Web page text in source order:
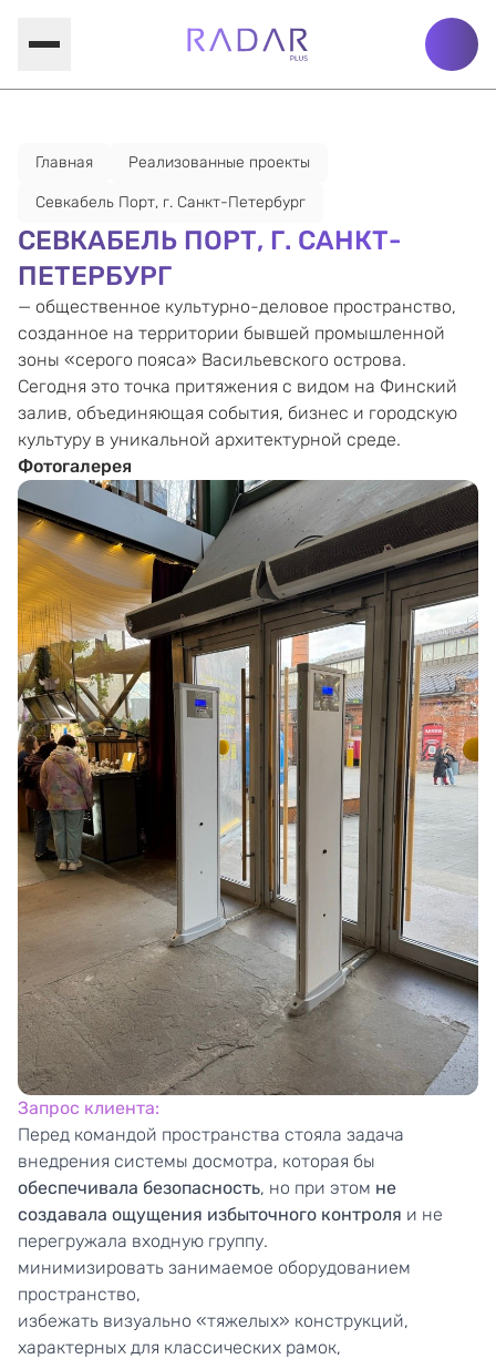
Главная Реализованные проекты
Севкабель Порт, г. Санкт-Петербург
СЕВКАБЕЛЬ ПОРТ, Г. САНКТ-
ПЕТЕРБУРГ
— общественное культурно-деловое пространство,
созданное на территории бывшей промышленной
зоны «серого пояса» Васильевского острова.
Сегодня это точка притяжения с видом на Финский
залив, объединяющая события, бизнес и городскую
культуру в уникальной архитектурной среде.
Фотогалерея
Запрос клиента:
Перед командой пространства стояла задача
внедрения системы досмотра, которая бы
обеспечивала безопасность, но при этом не
создавала ощущения избыточного контроля и не
перегружала входную группу.
минимизировать занимаемое оборудованием
пространство,
избежать визуально «тяжелых» конструкций,
характерных для классических рамок,